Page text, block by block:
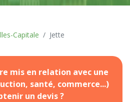
Capitale Jette
mis en relation avec une
santé, commerce...)
un devis ?